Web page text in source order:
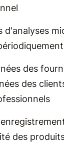
d'analyses
des
des
des